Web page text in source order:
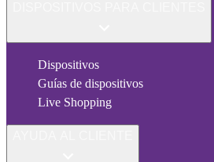
Dispositivos
Guías de dispositivos
Live Shopping